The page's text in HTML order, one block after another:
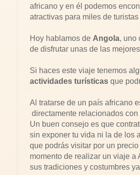
africano y en él podemos
atractivas para miles de
Hoy hablamos de Angola, uno
de disfrutar unas de las mejores
Si haces este viaje tenemos
actividades turísticas que
Al tratarse de un país africano
directamente relacionados
Un buen consejo es que
sin exponer tu vida ni la de los
que podrás visitar por un
momento de realizar un viaje a
sus tradiciones y costumbres